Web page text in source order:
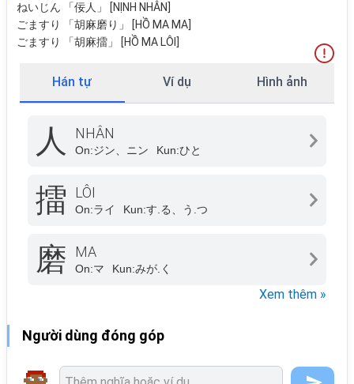
ねいじん 「佞人」 [NỊNH NHÂN]
ごますり 「胡麻磨り」 [HỒ MA MA]
ごますり 「胡麻擂」 [HỒ MA LÔI]
Hán tự Ví dụ Hình ảnh
人 NHÂN
On:ジン、ニン Kun:ひと
擂 LÔI
On:ライ Kun:す.る、う.つ
磨 MA
On:マ Kun:みが.く
Xem thêm »
Người dùng đóng góp